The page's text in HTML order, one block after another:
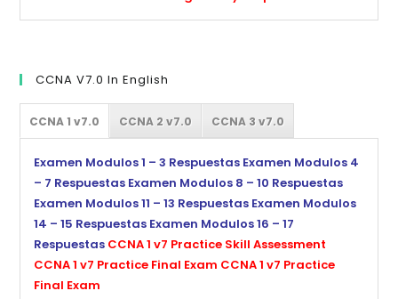
CCNA V7.0 In English
CCNA 1 v7.0 CCNA 2 v7.0 CCNA 3 v7.0
Examen Modulos 1 – 3 Respuestas Examen Modulos 4
– 7 Respuestas Examen Modulos 8 – 10 Respuestas
Examen Modulos 11 – 13 Respuestas Examen Modulos
14 – 15 Respuestas Examen Modulos 16 – 17
Respuestas CCNA 1 v7 Practice Skill Assessment
CCNA 1 v7 Practice Final Exam CCNA 1 v7 Practice
Final Exam